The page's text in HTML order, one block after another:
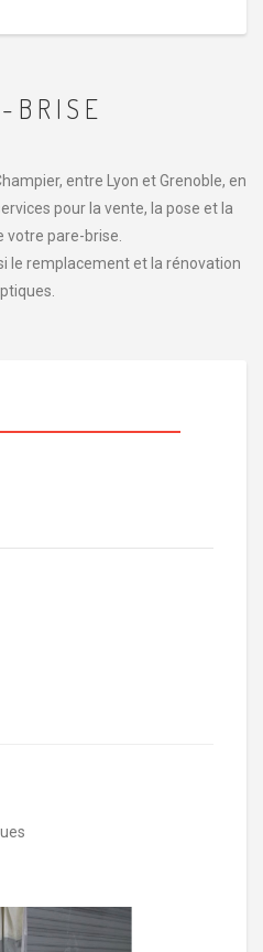
BRISE
entre Lyon et Grenoble, en
pour la vente, la pose et la
votre pare-brise.
le remplacement et la rénovation